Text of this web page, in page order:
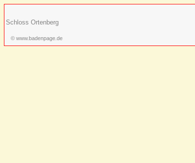
Schloss Ortenberg
© www.badenpage.de